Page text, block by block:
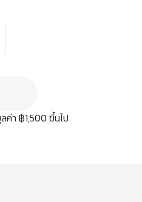
ค่า ฿1,500 ขึ้นไป